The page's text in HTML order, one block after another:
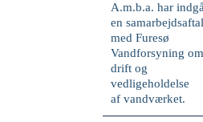
A.m.b.a. har
en
med Furesø
Vandforsyning
drift og
vedligeholdelse
af vandværket.